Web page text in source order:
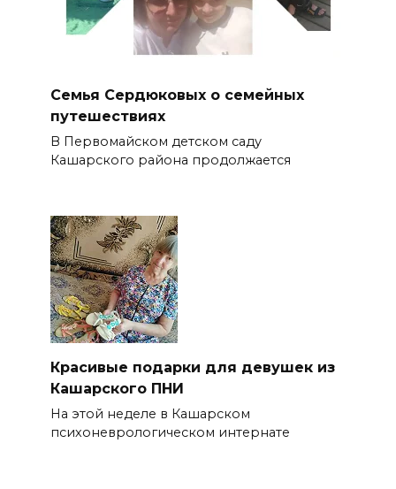
Семья Сердюковых о семейных
путешествиях
В Первомайском детском саду
Кашарского района продолжается
Красивые подарки для девушек из
Кашарского ПНИ
На этой неделе в Кашарском
психоневрологическом интернате